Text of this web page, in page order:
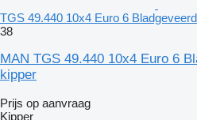
TGS 49.440 10x4 Euro 6
38
MAN TGS 49.440 10x4 Euro 6
kipper
Prijs op aanvraag
Kipper